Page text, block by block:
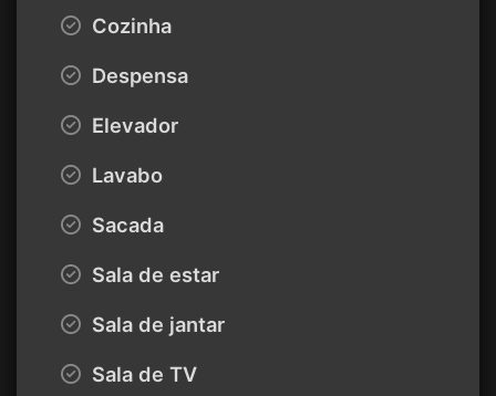
Cozinha
Despensa
Elevador
Lavabo
Sacada
Sala de estar
Sala de jantar
Sala de TV